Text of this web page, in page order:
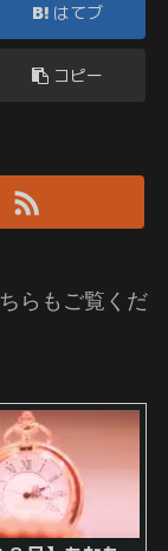
はてブ
コピー
らもご覧くだ